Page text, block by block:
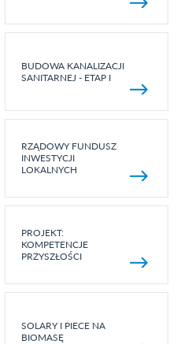
BUDOWA KANALIZACJI
SANITARNEJ - ETAP I
RZĄDOWY FUNDUSZ
INWESTYCJI
LOKALNYCH
PROJEKT:
KOMPETENCJE
PRZYSZŁOŚCI
SOLARY I PIECE NA
BIOMASĘ